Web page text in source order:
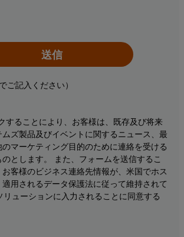
送信
ご記入ください）
することにより、お客様は、既存及び将来
ズ製品及びイベントに関するニュース、最
マーケティング目的のために連絡を受ける
とします。 また、フォームを送信するこ
客様のビジネス連絡先情報が、米国でホス
適用されるデータ保護法に従って維持されて
リューションに入力されることに同意する